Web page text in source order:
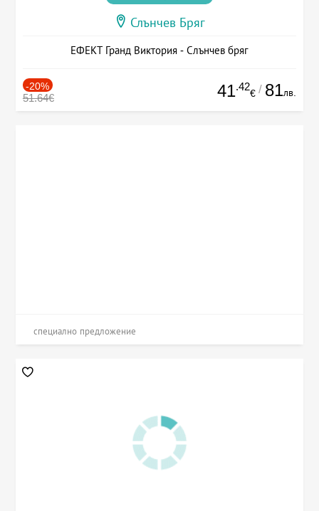
Слънчев Бряг
ЕФЕКТ Гранд Виктория - Слънчев бряг
-20%
51.64€ 41.42
€ / 81лв.
специално предложение